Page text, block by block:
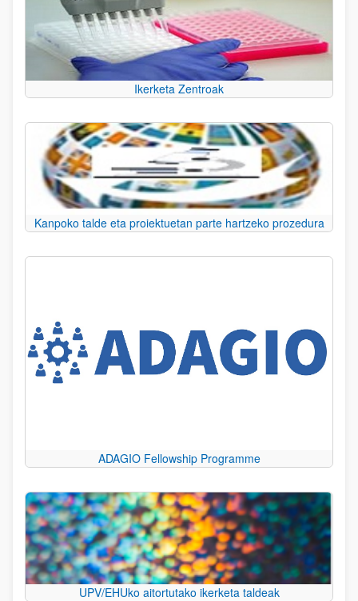
Ikerketa Zentroak
Kanpoko talde eta proiektuetan parte hartzeko prozedura
ADAGIO Fellowship Programme
UPV/EHUko aitortutako ikerketa taldeak